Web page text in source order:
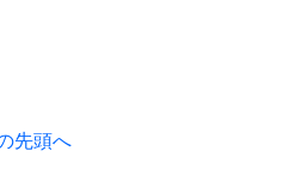
先頭へ